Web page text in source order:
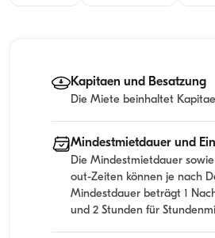
Kapitaen und Besatzung
Die Miete beinhaltet
Mindestmietdauer und
Die Mindestmietdauer
out-Zeiten können je nach
Mindestdauer beträgt 1
und 2 Stunden für